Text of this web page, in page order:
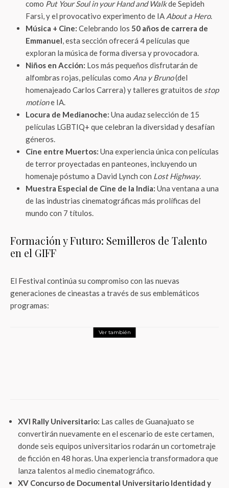
como Put Your Soul in your Hand and Walkde Sepideh
Farsi, y el provocativo experimento de IA About a Hero.
Música + Cine: Celebrando los 50 años de carrera de
Emmanuel, esta sección ofrecerá 4 películas que
exploran la música de forma diversa y provocadora.
Niños en Acción: Los más pequeños disfrutarán de
alfombras rojas, películas como Ana y Bruno(del
homenajeado Carlos Carrera) y talleres gratuitos de stop
motione IA.
Locura de Medianoche: Una audaz selección de 15
películas LGBTIQ+ que celebran la diversidad y desafían
géneros.
Cine entre Muertos: Una experiencia única con películas
de terror proyectadas en panteones, incluyendo un
homenaje póstumo a David Lynch con Lost Highway.
Muestra Especial de Cine de la India: Una ventana a una
de las industrias cinematográficas más prolíficas del
mundo con 7 títulos.
Formación y Futuro: Semilleros de Talento
en el GIFF
El Festival continúa su compromiso con las nuevas
generaciones de cineastas a través de sus emblemáticos
programas:
Ver también
XVI Rally Universitario: Las calles de Guanajuato se
convertirán nuevamente en el escenario de este certamen,
donde seis equipos universitarios rodarán un cortometraje
de ficción en 48 horas. Una experiencia transformadora que
lanza talentos al medio cinematográfico.
XV Concurso de Documental Universitario Identidad y